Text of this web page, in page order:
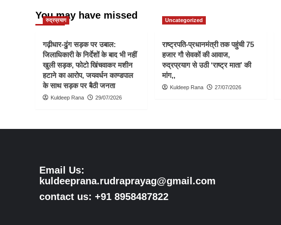
You may have missed
रुद्रप्रयाग
गढ़ीधार-ढुंग सड़क पर उबाल:
जिलाधिकारी के निर्देशों के बाद भी नहीं
खुली सड़क, फोटो खिंचवाकर मशीन
हटाने का आरोप, जयवर्धन काण्डपाल
के साथ सड़क पर बैठी जनता
Kuldeep Rana 29/07/2026
Uncategorized
राष्ट्रपति-प्रधानमंत्री तक पहुंची 75
हजार गौ सेवकों की आवाज,
रुद्रप्रयाग से उठी ‘राष्ट्र माता’ की
मांग,,
Kuldeep Rana 27/07/2026
Email Us:
kuldeeprana.rudraprayag@gmail.com
contact us: +91 8958487822